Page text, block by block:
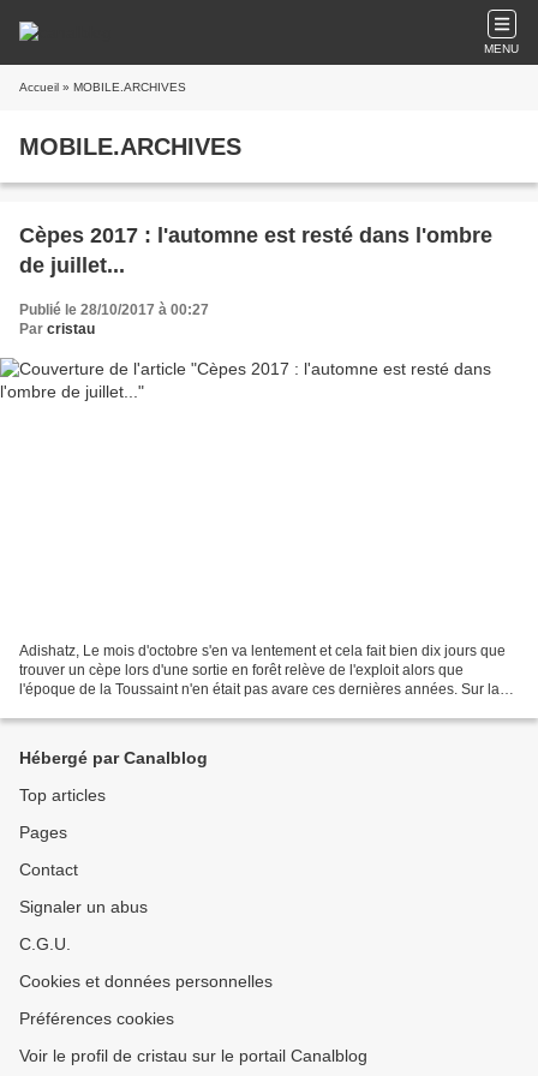
MENU
Accueil » MOBILE.ARCHIVES
MOBILE.ARCHIVES
Cèpes 2017 : l'automne est resté dans l'ombre
de juillet...
Publié le 28/10/2017 à 00:27
Par cristau
Adishatz, Le mois d'octobre s'en va lentement et cela fait bien dix jours que
trouver un cèpe lors d'une sortie en forêt relève de l'exploit alors que
l'époque de la Toussaint n'en était pas avare ces dernières années. Sur la
Hébergé par Canalblog
Top articles
Pages
Contact
Signaler un abus
C.G.U.
Cookies et données personnelles
Préférences cookies
Voir le profil de cristau sur le portail Canalblog